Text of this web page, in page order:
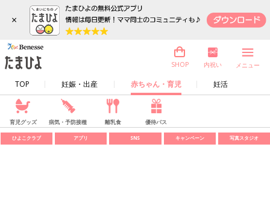
×
TOP 妊娠・出産 赤ちゃん・育児 妊活
SHOP 内祝い メニュー
育児グッズ 病気・予防接種 離乳食 優待パス
ひよこクラブ アプリ SNS キャンペーン 写真スタジオ